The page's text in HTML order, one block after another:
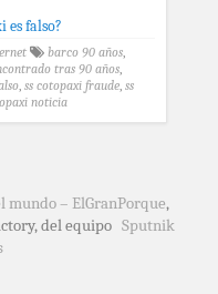
barco 90 años,
tras 90 años,
, ss cotopaxi fraude, ss
noticia
mundo – ElGranPorque,
del equipo Sputnik